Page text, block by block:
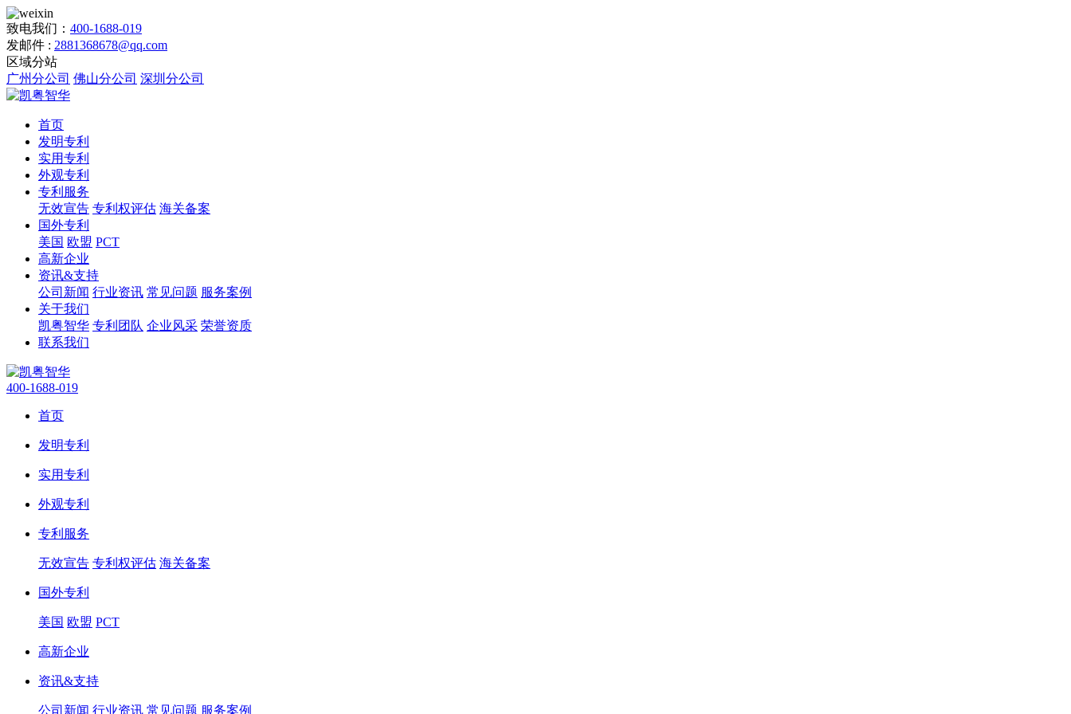
致电我们： 400-1688-019
发邮件 : 2881368678@qq.com
区域分站
广州分公司 佛山分公司 深圳分公司
首页
发明专利
实用专利
外观专利
专利服务
无效宣告 专利权评估 海关备案
国外专利
美国 欧盟 PCT
高新企业
资讯&支持
公司新闻 行业资讯 常见问题 服务案例
关于我们
凯粤智华 专利团队 企业风采 荣誉资质
联系我们
400-1688-019
首页
发明专利
实用专利
外观专利
专利服务
无效宣告 专利权评估 海关备案
国外专利
美国 欧盟 PCT
高新企业
资讯&支持
公司新闻 行业资讯 常见问题 服务案例